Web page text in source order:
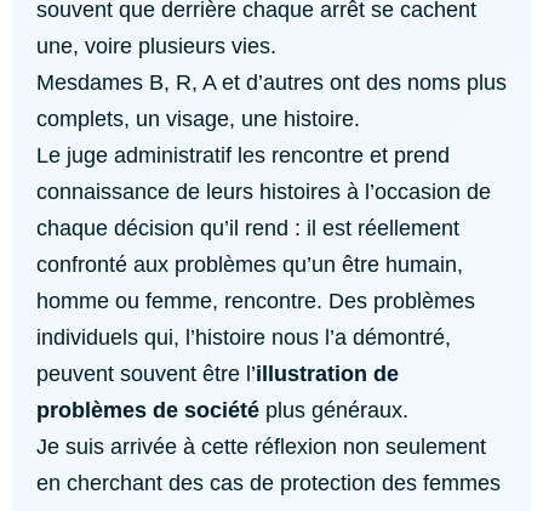
souvent que derrière chaque arrêt se cachent
une, voire plusieurs vies.
Mesdames B, R, A et d’autres ont des noms plus
complets, un visage, une histoire.
Le juge administratif les rencontre et prend
connaissance de leurs histoires à l’occasion de
chaque décision qu’il rend : il est réellement
confronté aux problèmes qu’un être humain,
homme ou femme, rencontre. Des problèmes
individuels qui, l’histoire nous l’a démontré,
peuvent souvent être l’illustration de
problèmes de société plus généraux.
Je suis arrivée à cette réflexion non seulement
en cherchant des cas de protection des femmes